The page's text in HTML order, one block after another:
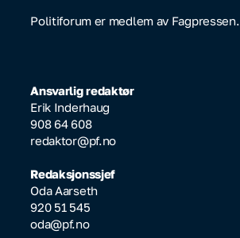
Politiforum er medlem av Fagpressen.
Ansvarlig redaktør
Erik Inderhaug
908 64 608
redaktor@pf.no
Redaksjonssjef
Oda Aarseth
920 51 545
oda@pf.no